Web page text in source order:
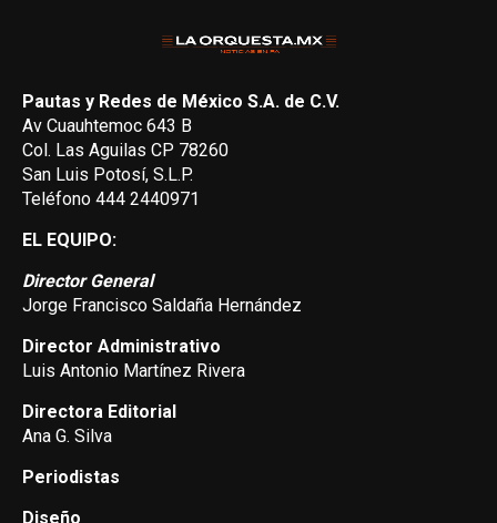
Pautas y Redes de México S.A. de C.V.
Av Cuauhtemoc 643 B
Col. Las Aguilas CP 78260
San Luis Potosí, S.L.P.
Teléfono 444 2440971
EL EQUIPO:
Director General
Jorge Francisco Saldaña Hernández
Director Administrativo
Luis Antonio Martínez Rivera
Directora Editorial
Ana G. Silva
Periodistas
Diseño